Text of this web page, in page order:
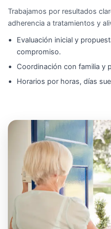
Trabajamos por resultados
adherencia a tratamientos y
Evaluación inicial y
compromiso.
Coordinación con familia y
Horarios por horas, días